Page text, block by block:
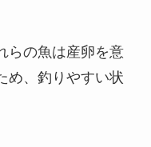
らの魚は産卵を意
め、釣りやすい状